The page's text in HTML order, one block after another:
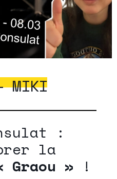
MIKI
:
la
Graou » !